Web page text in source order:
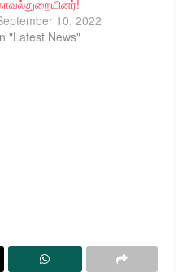
10, 2022
"Latest News"